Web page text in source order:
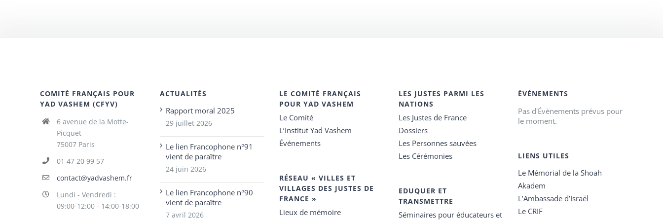
COMITÉ FRANÇAIS POUR
YAD VASHEM (CFYV)
6 avenue de la Motte-
Picquet
75007 Paris
01 47 20 99 57
contact@yadvashem.fr
Lundi - Vendredi :
09:00-12:00 - 14:00-18:00
ACTUALITÉS
Rapport moral 2025
29 juillet 2026
Le lien Francophone n°91
vient de paraître
24 juin 2026
Le lien Francophone n°90
vient de paraître
7 avril 2026
LE COMITÉ FRANÇAIS
POUR YAD VASHEM
Le Comité
L’Institut Yad Vashem
Événements
RÉSEAU « VILLES ET
VILLAGES DES JUSTES DE
FRANCE »
Lieux de mémoire
LES JUSTES PARMI LES
NATIONS
Les Justes de France
Dossiers
Les Personnes sauvées
Les Cérémonies
EDUQUER ET
TRANSMETTRE
Séminaires pour éducateurs et
ÉVÉNEMENTS
Pas d'Évènements prévus pour
le moment.
LIENS UTILES
Le Mémorial de la Shoah
Akadem
L’Ambassade d’Israël
Le CRIF